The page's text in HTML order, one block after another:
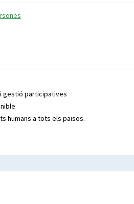
gestió participatives
humans a tots els països.